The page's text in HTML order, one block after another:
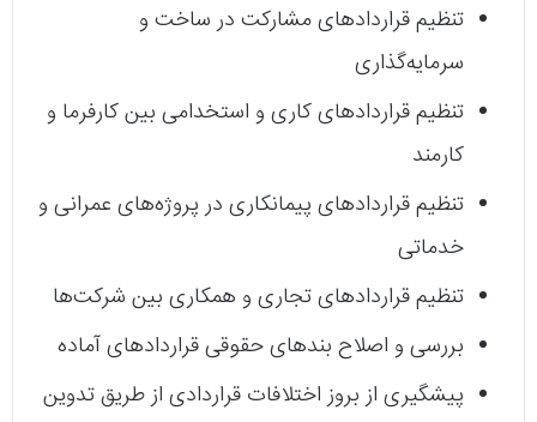
تنظیم قراردادهای مشارکت در ساخت و
سرمایه‌گذاری
تنظیم قراردادهای کاری و استخدامی بین کارفرما و
کارمند
تنظیم قراردادهای پیمانکاری در پروژه‌های عمرانی و
خدماتی
تنظیم قراردادهای تجاری و همکاری بین شرکت‌ها
بررسی و اصلاح بندهای حقوقی قراردادهای آماده
پیشگیری از بروز اختلافات قراردادی از طریق تدوین